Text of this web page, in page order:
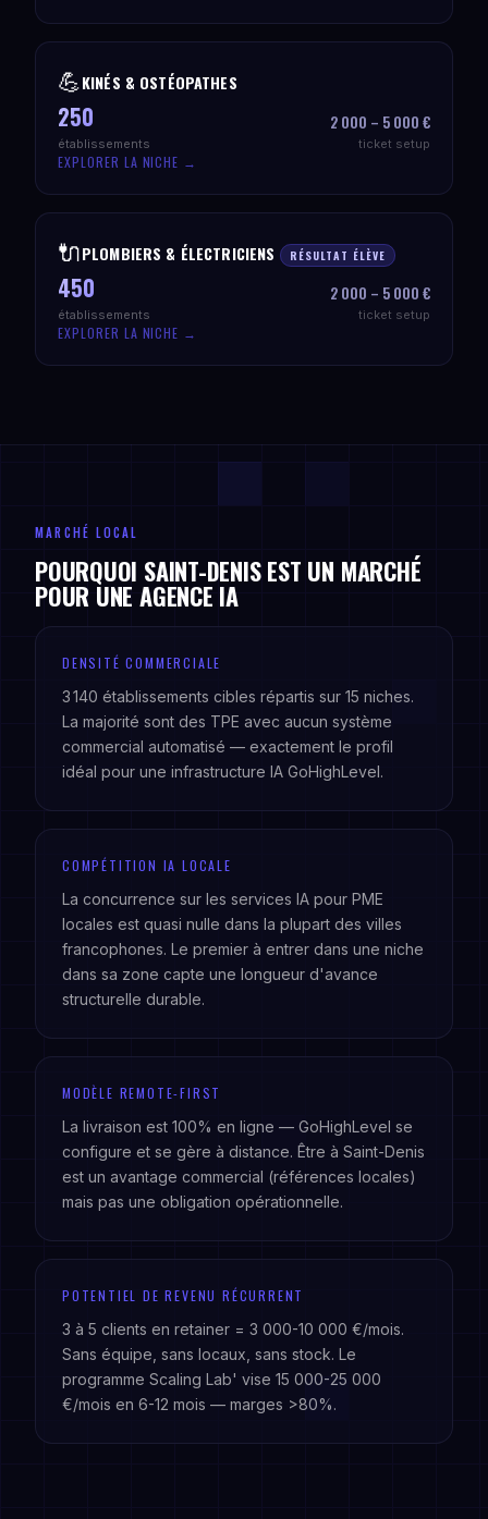
💪KINÉS & OSTÉOPATHES
250
établissements
2 000 – 5 000 €
ticket setup
EXPLORER LA NICHE →
🔌PLOMBIERS & ÉLECTRICIENS RÉSULTAT ÉLÈVE
450
établissements
2 000 – 5 000 €
ticket setup
EXPLORER LA NICHE →
MARCHÉ LOCAL
POURQUOI SAINT-DENIS EST UN MARCHÉ
POUR UNE AGENCE IA
DENSITÉ COMMERCIALE
3 140 établissements cibles répartis sur 15 niches.
La majorité sont des TPE avec aucun système
commercial automatisé — exactement le profil
idéal pour une infrastructure IA GoHighLevel.
COMPÉTITION IA LOCALE
La concurrence sur les services IA pour PME
locales est quasi nulle dans la plupart des villes
francophones. Le premier à entrer dans une niche
dans sa zone capte une longueur d'avance
structurelle durable.
MODÈLE REMOTE-FIRST
La livraison est 100% en ligne — GoHighLevel se
configure et se gère à distance. Être à Saint-Denis
est un avantage commercial (références locales)
mais pas une obligation opérationnelle.
POTENTIEL DE REVENU RÉCURRENT
3 à 5 clients en retainer = 3 000-10 000 €/mois.
Sans équipe, sans locaux, sans stock. Le
programme Scaling Lab' vise 15 000-25 000
€/mois en 6-12 mois — marges >80%.